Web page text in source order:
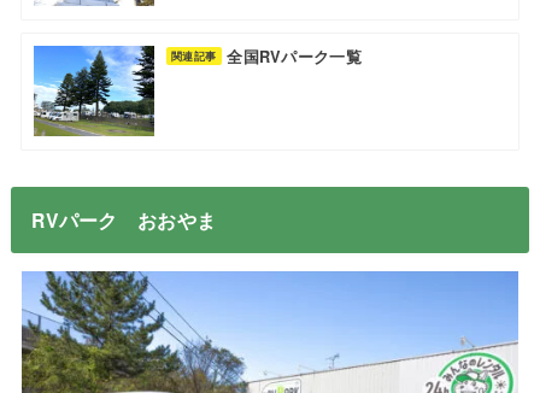
関連記事 全国RVパーク一覧
RVパーク おおやま